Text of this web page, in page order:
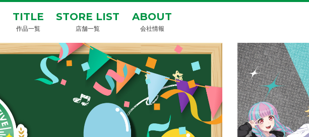
TITLE
作品一覧
STORE LIST
店舗一覧
ABOUT
会社情報